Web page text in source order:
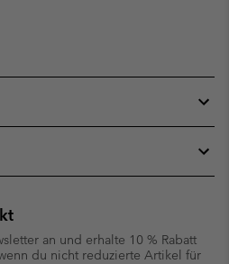
an und erhalte 10 % Rabatt
du nicht reduzierte Artikel für